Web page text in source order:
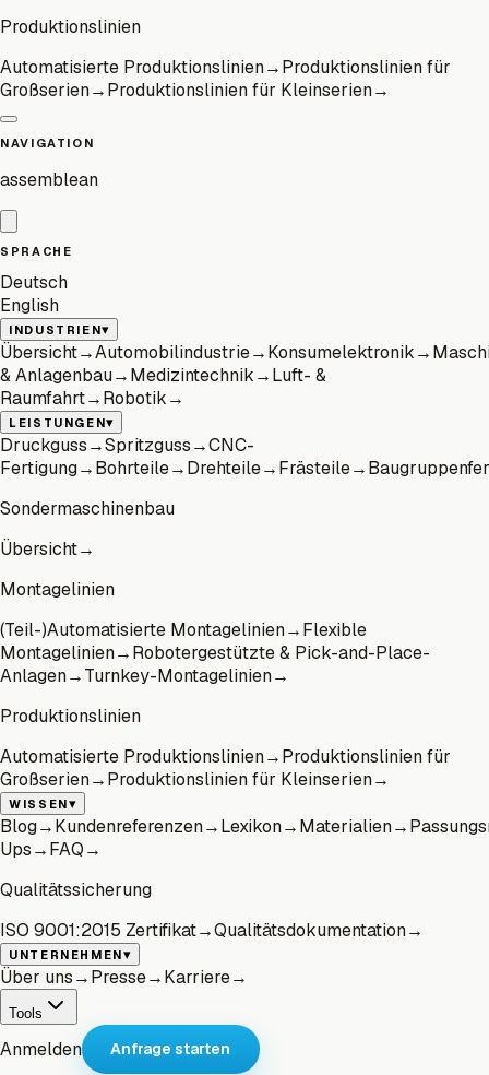
Produktionslinien
Automatisierte Produktionslinien→Produktionslinien für
Großserien→Produktionslinien für Kleinserien→
NAVIGATION
assemblean
SPRACHE
Deutsch
English
INDUSTRIEN▾
Übersicht→Automobilindustrie→Konsumelektronik→
& Anlagenbau→Medizintechnik→Luft- &
Raumfahrt→Robotik→
LEISTUNGEN▾
Druckguss→Spritzguss→CNC-
Fertigung→Bohrteile→Drehteile→Frästeile→
Sondermaschinenbau
Übersicht→
Montagelinien
(Teil-)Automatisierte Montagelinien→Flexible
Montagelinien→Robotergestützte & Pick-and-Place-
Anlagen→Turnkey-Montagelinien→
Produktionslinien
Automatisierte Produktionslinien→Produktionslinien für
Großserien→Produktionslinien für Kleinserien→
WISSEN▾
Blog→Kundenreferenzen→Lexikon→Materialien→
Ups→FAQ→
Qualitätssicherung
ISO 9001:2015 Zertifikat→Qualitätsdokumentation→
UNTERNEHMEN▾
Über uns→Presse→Karriere→
Tools
Anmelden Anfrage starten